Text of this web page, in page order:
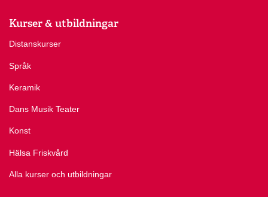
Kurser & utbildningar
Distanskurser
Språk
Keramik
Dans Musik Teater
Konst
Hälsa Friskvård
Alla kurser och utbildningar